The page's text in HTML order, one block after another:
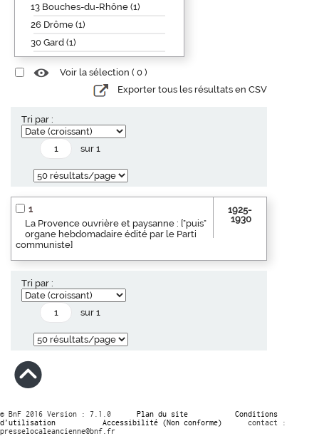
13 Bouches-du-Rhône (1)
26 Drôme (1)
30 Gard (1)
Voir la sélection ( 0 )
Exporter tous les résultats en CSV
Tri par :
sur 1
1
La Provence ouvrière et paysanne : ["puis"
organe hebdomadaire édité par le Parti
communiste]
1925-
1930
Tri par :
sur 1
© BnF 2016 Version : 7.1.0 Plan du site
Conditions
d’utilisation
Accessibilité (Non conforme)
contact :
presselocaleancienne@bnf.fr